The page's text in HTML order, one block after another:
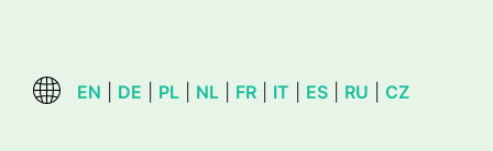
EN DE PL NL FR IT ES RU CZ